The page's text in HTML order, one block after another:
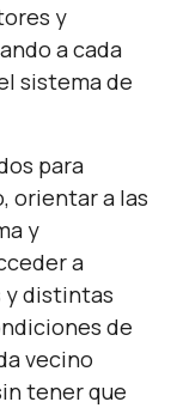
y
a cada
sistema de
para
orientar a las
y
a
y distintas
de
vecino
tener que